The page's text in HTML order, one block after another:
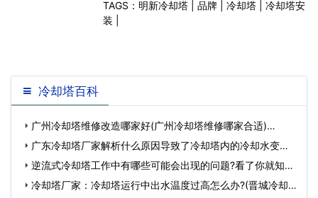
至是上千度的温度想要在短时间内达到冷却的
目的，明新冷却塔就是必不可少的装置之一。
TAGS： 明新冷却塔| 品牌| 冷却塔| 冷却塔安
装
冷却塔百科
广州冷却塔维修改造哪家好(广州冷却塔维修哪家合适)…
广东冷却塔厂家解析什么原因导致了冷却塔内的冷却水变少?
(冷却塔厂家…
逆流式冷却塔工作中有哪些可能会出现的问题?看了你就知道
了(如何判断…
冷却塔厂家：冷却塔运行中出水温度过高怎么办?(晋城冷却